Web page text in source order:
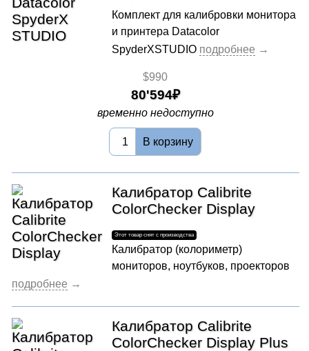
Комплект для калибровки монитора
и принтера Datacolor
SpyderXSTUDIO
$990
80'594
временно недоступно
В корзину
Калибратор Calibrite
ColorChecker Display
Калибратор (колориметр)
мониторов, ноутбуков, проекторов
Калибратор Calibrite
ColorChecker Display Plus